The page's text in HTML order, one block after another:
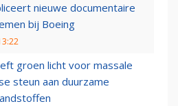
nieuwe documentaire
bij Boeing
groen licht voor massale
steun aan duurzame